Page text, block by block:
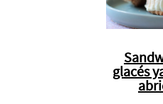
glacés